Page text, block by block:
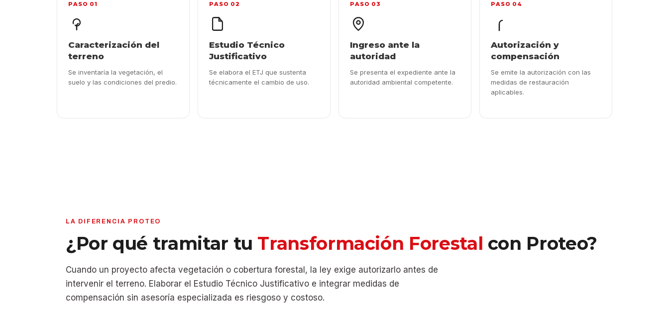
PASO 01
Caracterización del
terreno
Se inventaría la vegetación, el
suelo y las condiciones del predio.
PASO 02
Estudio Técnico
Justificativo
Se elabora el ETJ que sustenta
técnicamente el cambio de uso.
PASO 03
Ingreso ante la
autoridad
Se presenta el expediente ante la
autoridad ambiental competente.
PASO 04
Autorización y
compensación
Se emite la autorización con las
medidas de restauración
aplicables.
LA DIFERENCIA PROTEO
¿Por qué tramitar tu Transformación Forestal con Proteo?
Cuando un proyecto afecta vegetación o cobertura forestal, la ley exige autorizarlo antes de
intervenir el terreno. Elaborar el Estudio Técnico Justificativo e integrar medidas de
compensación sin asesoría especializada es riesgoso y costoso.